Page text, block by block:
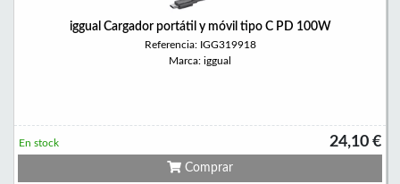
iggual Cargador portátil y móvil tipo C PD 100W
Referencia: IGG319918
Marca: iggual
24,10 €
En stock
Comprar